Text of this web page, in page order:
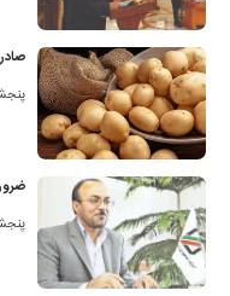
پنجشنبه 8
پنجشنبه 8